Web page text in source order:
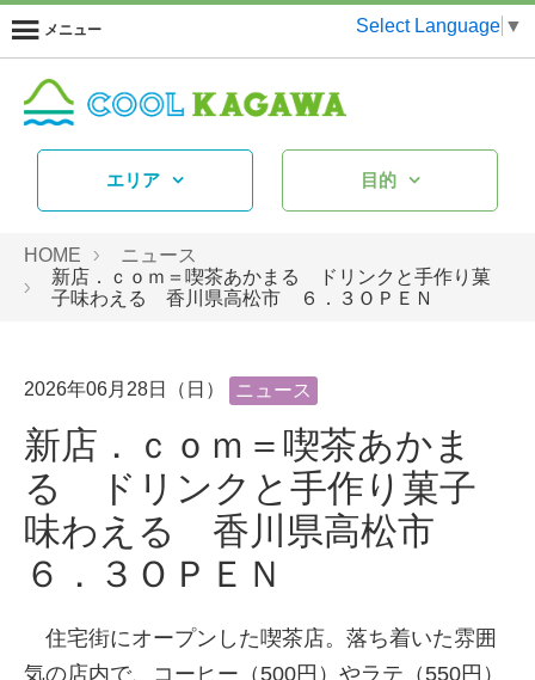
メニュー Select Language ▼
エリア 目的
HOME
ニュース
新店．ｃｏｍ＝喫茶あかまる ドリンクと手作り菓
子味わえる 香川県高松市 ６．３ＯＰＥＮ
2026年06月28日（日） ニュース
新店．ｃｏｍ＝喫茶あかま
る ドリンクと手作り菓子
味わえる 香川県高松市
６．３ＯＰＥＮ
住宅街にオープンした喫茶店。落ち着いた雰囲
気の店内で、コーヒー（500円）やラテ（550円）